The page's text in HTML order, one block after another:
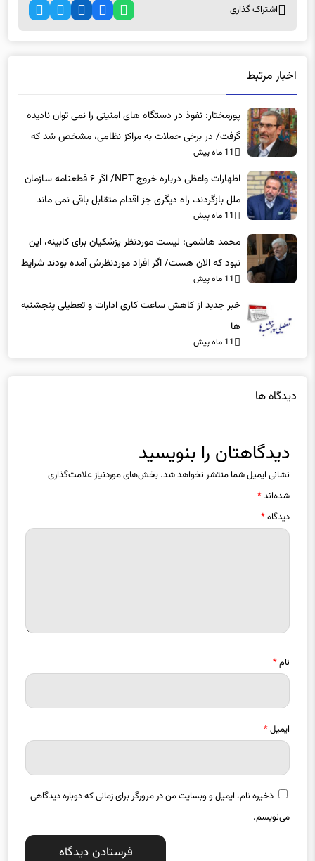
اشتراک گذاری
اخبار مرتبط
پورمختار: نفوذ در دستگاه های امنیتی را نمی توان نادیده
گرفت/ در برخی حملات به مراکز نظامی، مشخص شد که
عوامل نفوذی دخیل بوده‌اند
11 ماه پیش
اظهارات واعظی درباره خروج NPT/ اگر ۶ قطعنامه سازمان
ملل بازگردند، راه دیگری جز اقدام متقابل باقی نمی‌ ماند
11 ماه پیش
محمد هاشمی: لیست موردنظر پزشکیان برای کابینه، این
نبود که الان هست/ اگر افراد موردنظرش آمده بودند شرایط
بهتر بود
11 ماه پیش
خبر جدید از کاهش ساعت کاری ادارات و تعطیلی پنجشنبه
ها
11 ماه پیش
دیدگاه ها
دیدگاهتان را بنویسید
نشانی ایمیل شما منتشر نخواهد شد. بخش‌های موردنیاز علامت‌گذاری
شده‌اند*
دیدگاه*
نام*
ایمیل*
ذخیره نام، ایمیل و وبسایت من در مرورگر برای زمانی که دوباره دیدگاهی
می‌نویسم.